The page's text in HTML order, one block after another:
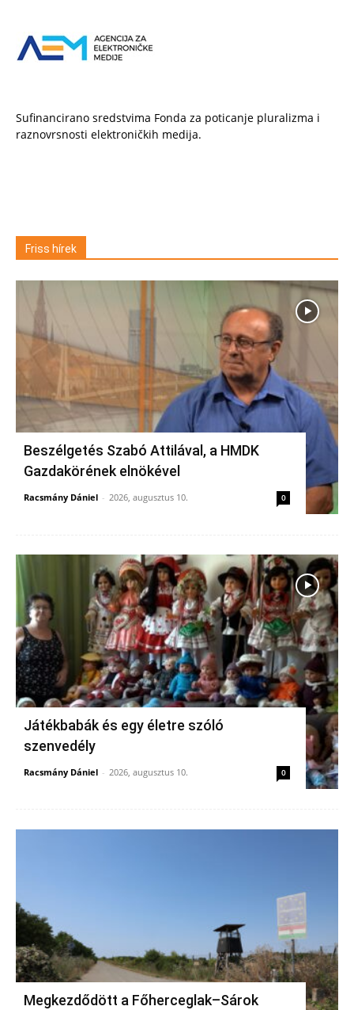
Sufinancirano sredstvima Fonda za poticanje pluralizma i
raznovrsnosti elektroničkih medija.
Friss hírek
Beszélgetés Szabó Attilával, a HMDK
Gazdakörének elnökével
Racsmány Dániel - 2026, augusztus 10. 0
Játékbabák és egy életre szóló
szenvedély
Racsmány Dániel - 2026, augusztus 10. 0
Megkezdődött a Főherceglak–Sárok